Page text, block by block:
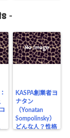
-
KASPA創業者ヨ
ナタン
（Yonatan
Sompolinsky）
どんな人？性格